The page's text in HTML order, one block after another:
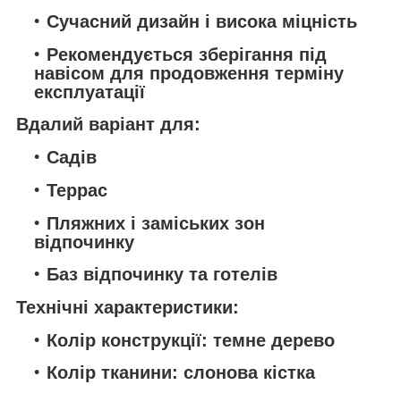
Сучасний дизайн і висока міцність
Рекомендується зберігання під
навісом для продовження терміну
експлуатації
Вдалий варіант для:
Садів
Террас
Пляжних і заміських зон
відпочинку
Баз відпочинку та готелів
Технічні характеристики:
Колір конструкції: темне дерево
Колір тканини: слонова кістка